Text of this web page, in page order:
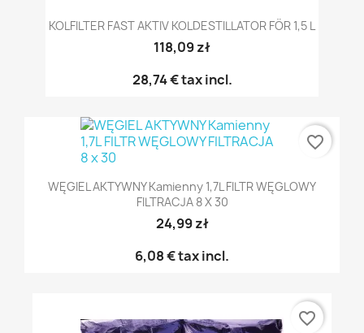
KOLFILTER FAST AKTIV KOLDESTILLATOR FÖR 1,5 L
118,09 zł
28,74 €tax incl.
WĘGIEL AKTYWNY Kamienny 1,7L FILTR WĘGLOWY
FILTRACJA 8 X 30
24,99 zł
6,08 €tax incl.
favorite_border
favorite_border